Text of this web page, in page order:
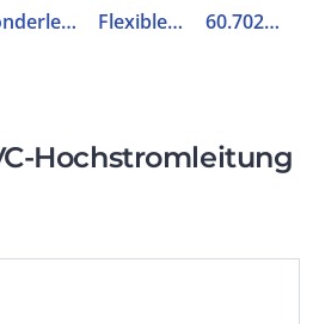
Sonderleitungen Flexibler Leiter 60.7020-10021
Hochstromleitung